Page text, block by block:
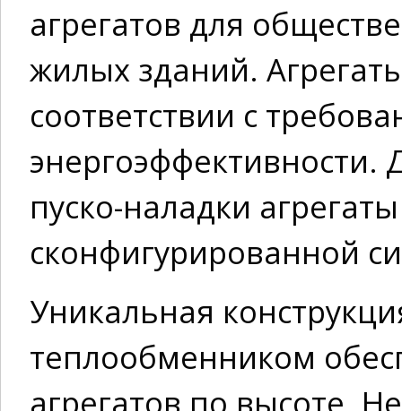
агрегатов для
жилых зданий.
соответствии с
пуско-наладки
сконфигурированной
Уникальная
теплообменником
агрегатов по высоте.